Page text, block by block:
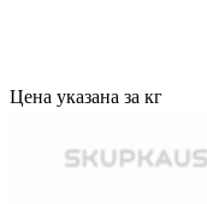
Цена указана за кг